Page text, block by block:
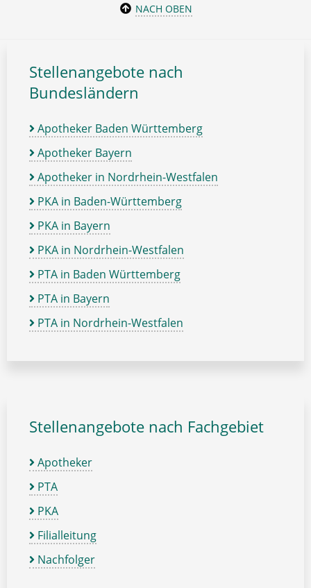
NACH OBEN
Stellenangebote nach
Bundesländern
Apotheker Baden Württemberg
Apotheker Bayern
Apotheker in Nordrhein-Westfalen
PKA in Baden-Württemberg
PKA in Bayern
PKA in Nordrhein-Westfalen
PTA in Baden Württemberg
PTA in Bayern
PTA in Nordrhein-Westfalen
Stellenangebote nach Fachgebiet
Apotheker
PTA
PKA
Filialleitung
Nachfolger